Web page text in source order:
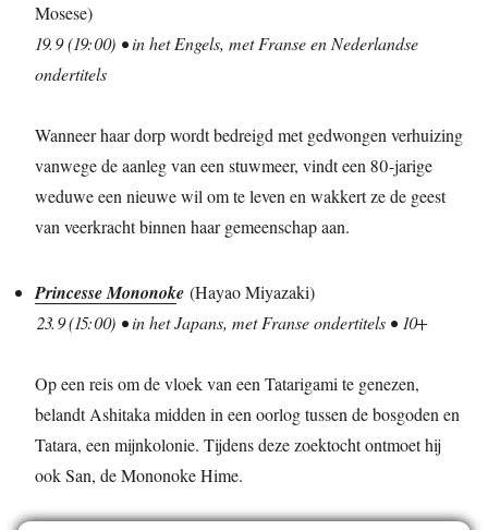
Mosese)
19.9 (19:00) • in het Engels, met Franse en Nederlandse
ondertitels
Wanneer haar dorp wordt bedreigd met gedwongen verhuizing
vanwege de aanleg van een stuwmeer, vindt een 80-jarige
weduwe een nieuwe wil om te leven en wakkert ze de geest
van veerkracht binnen haar gemeenschap aan.
Princesse Mononoke (Hayao Miyazaki)
23.9 (15:00) • in het Japans, met Franse ondertitels • 10+
Op een reis om de vloek van een Tatarigami te genezen,
belandt Ashitaka midden in een oorlog tussen de bosgoden en
Tatara, een mijnkolonie. Tijdens deze zoektocht ontmoet hij
ook San, de Mononoke Hime.